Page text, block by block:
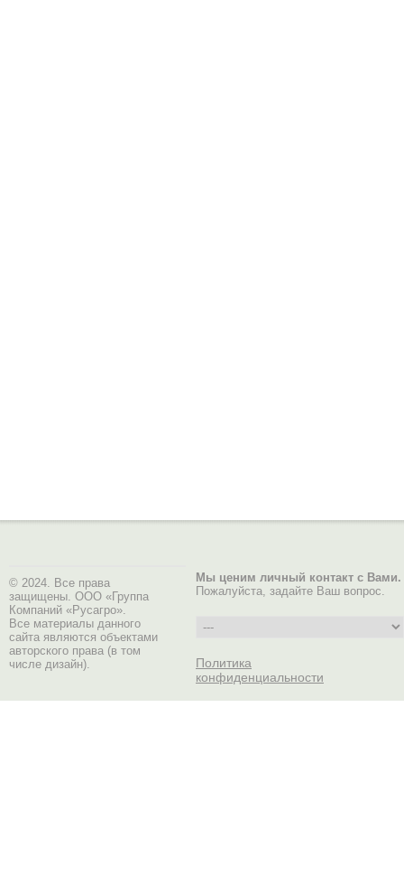
© 2024. Все права
защищены. ООО «Группа
Компаний «Русагро».
Все материалы данного
сайта являются объектами
авторского права (в том
числе дизайн).
Мы ценим личный контакт с Вами.
Пожалуйста, задайте Ваш вопрос.
Политика
конфиденциальности